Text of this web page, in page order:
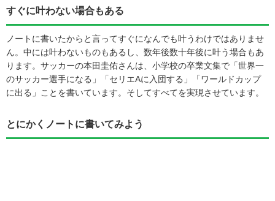
すぐに叶わない場合もある
ノートに書いたからと言ってすぐになんでも叶うわけではありませ
ん。中には叶わないものもあるし、数年後数十年後に叶う場合もあ
ります。サッカーの本田圭佑さんは、小学校の卒業文集で「世界一
のサッカー選手になる」「セリエAに入団する」「ワールドカップ
に出る」ことを書いています。そしてすべてを実現させています。
とにかくノートに書いてみよう